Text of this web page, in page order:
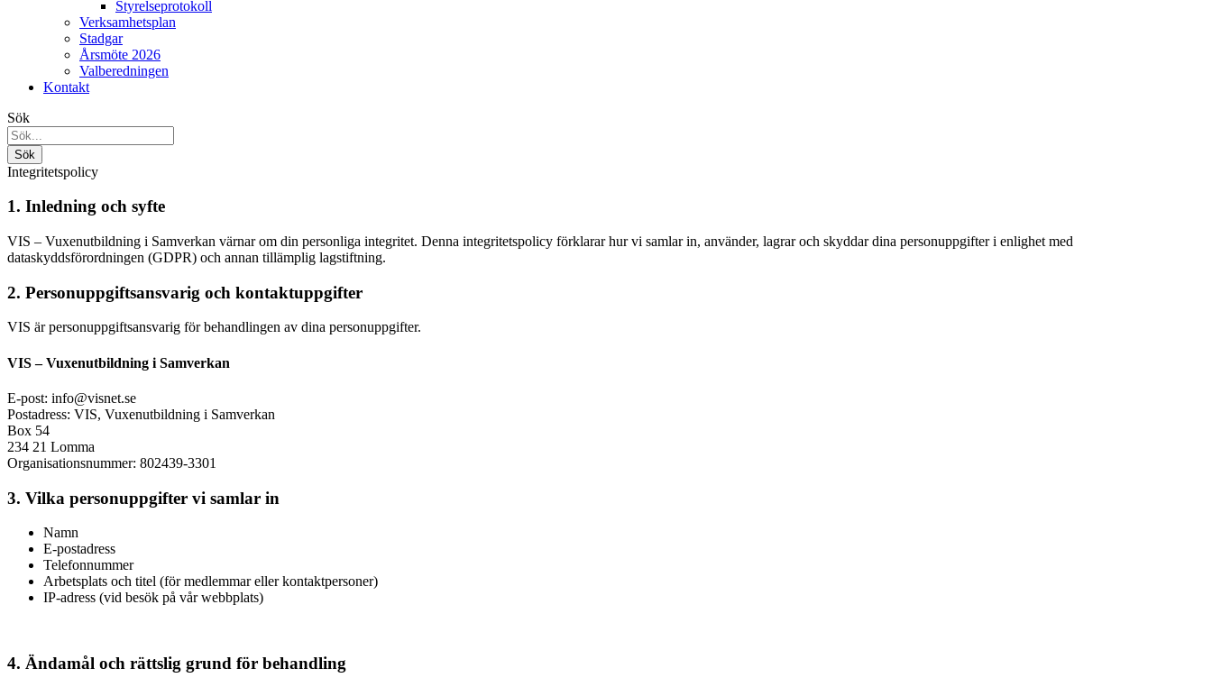
Styrelseprotokoll
Verksamhetsplan
Stadgar
Årsmöte 2026
Valberedningen
Kontakt
Sök
Integritetspolicy
1. Inledning och syfte
VIS – Vuxenutbildning i Samverkan värnar om din personliga integritet. Denna integritetspolicy förklarar hur vi samlar in, använder, lagrar och skyddar dina personuppgifter i enlighet med
dataskyddsförordningen (GDPR) och annan tillämplig lagstiftning.
2. Personuppgiftsansvarig och kontaktuppgifter
VIS är personuppgiftsansvarig för behandlingen av dina personuppgifter.
VIS – Vuxenutbildning i Samverkan
E-post: info@visnet.se
Postadress: VIS, Vuxenutbildning i Samverkan
Box 54
234 21 Lomma
Organisationsnummer: 802439-3301
3. Vilka personuppgifter vi samlar in
Namn
E-postadress
Telefonnummer
Arbetsplats och titel (för medlemmar eller kontaktpersoner)
IP-adress (vid besök på vår webbplats)
4. Ändamål och rättslig grund för behandling